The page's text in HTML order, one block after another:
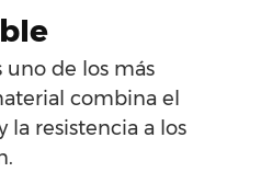
de los más
combina el
la resistencia a los